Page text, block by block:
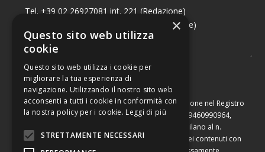
Tel. +39 02 26927081 int. 221 (Redazione)
Tel. +39 02 26927081 int. 224 (Commerciale)
Fax +39 02 26951006
Capitale sociale di Euro 10.000,00 – Numero di iscrizione nel Registro
delle Imprese di Milano, partita Iva e codice fiscale 09460990964,
iscritta al Repertorio Economico Amministrativo di Milano al n.
2091710. È vietata la riproduzione, anche parziale, dei contenuti con
×
Questo sito web utilizza
cookie
Questo sito web utilizza i cookie per
migliorare la tua esperienza di
navigazione. Utilizzando il nostro sito web
acconsenti a tutti i cookie in conformità con
la nostra policy per i cookie. Leggi di più
STRETTAMENTE NECESSARI